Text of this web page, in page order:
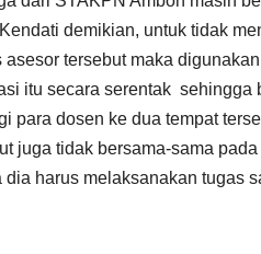
demikian, untuk tidak
tersebut maka
itu secara serentak sehingga
para dosen ke dua tempat
juga tidak bersama-sama
harus melaksanakan tugas